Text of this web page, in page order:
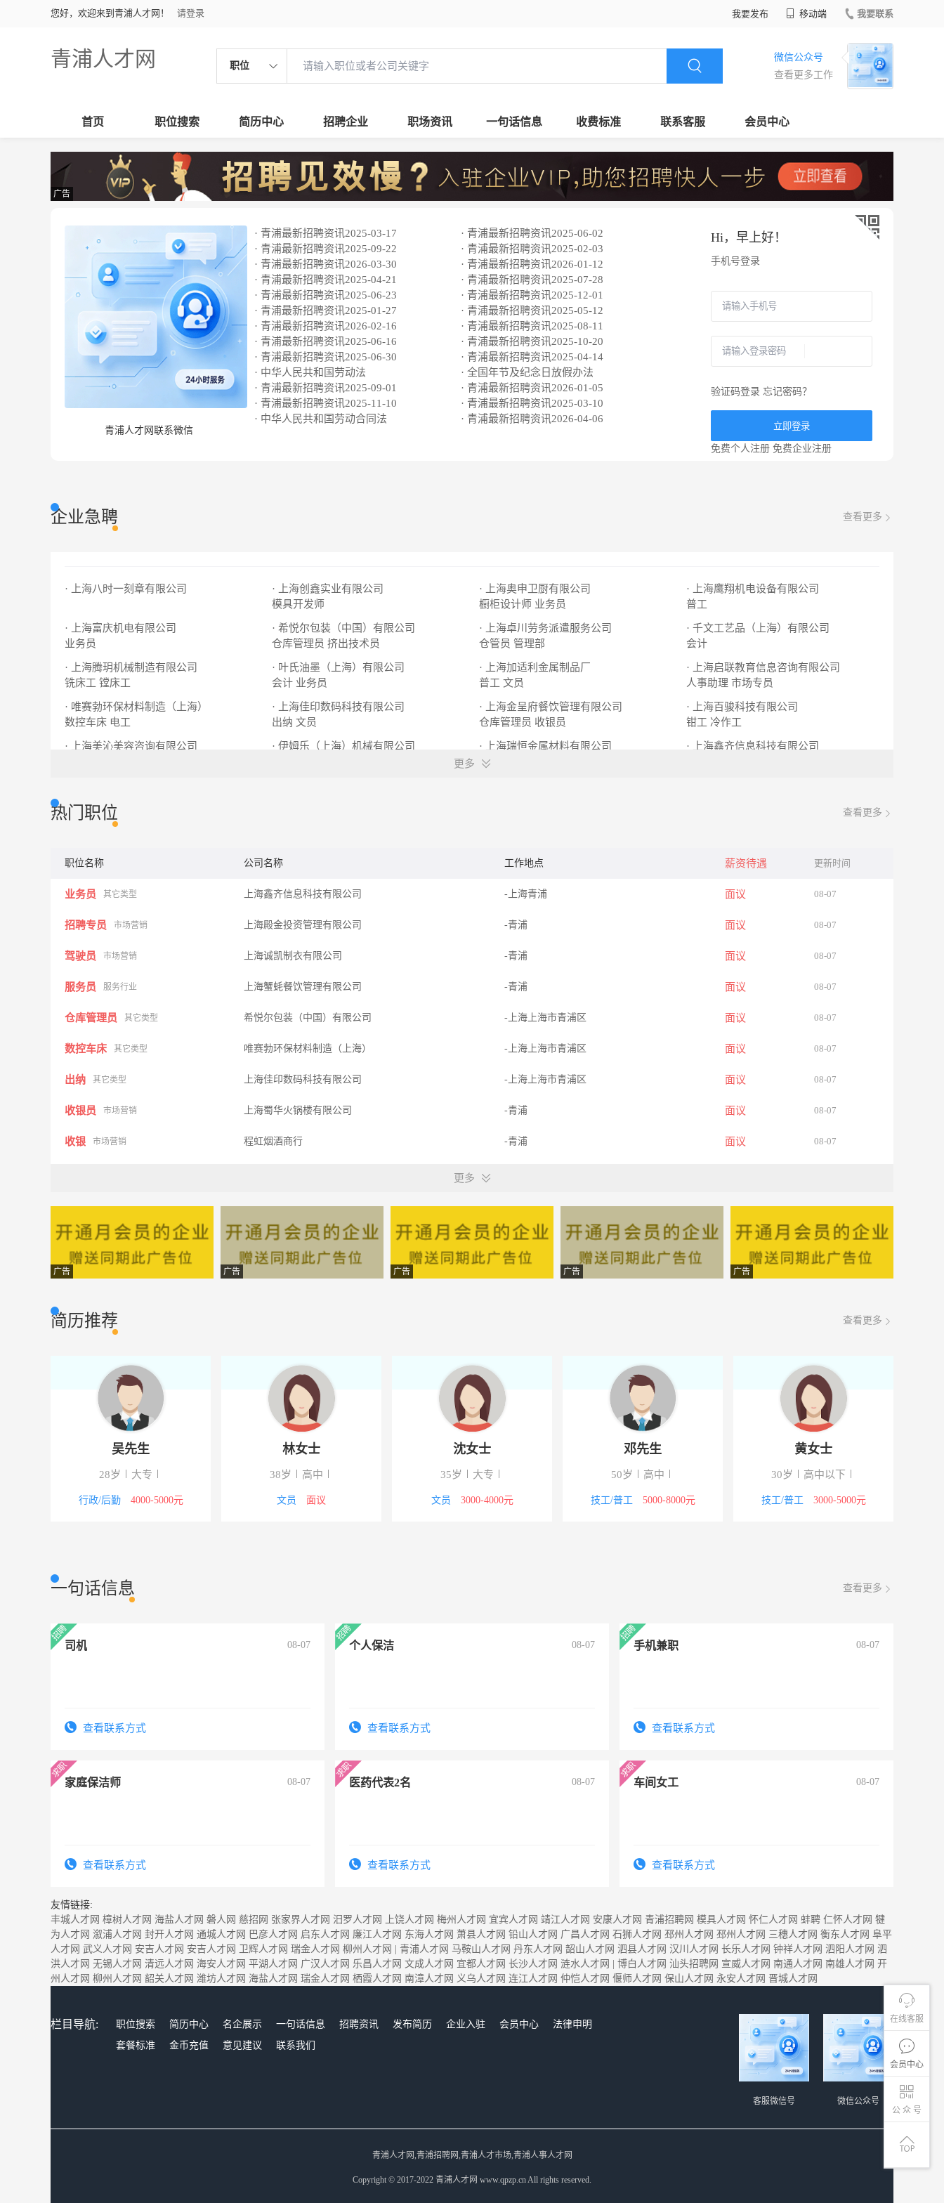
您好，欢迎来到青浦人才网！ 请登录 我要发布 移动端 我要联系
青浦人才网 职位
微信公众号
查看更多工作
首页 职位搜索 简历中心 招聘企业 职场资讯 一句话信息 收费标准 联系客服 会员中心
在线客服
会员中心
公 众 号
广告
青浦人才网联系微信
· 青浦最新招聘资讯2025-03-17
· 青浦最新招聘资讯2025-06-02
· 青浦最新招聘资讯2025-09-22
· 青浦最新招聘资讯2025-02-03
· 青浦最新招聘资讯2026-03-30
· 青浦最新招聘资讯2026-01-12
· 青浦最新招聘资讯2025-04-21
· 青浦最新招聘资讯2025-07-28
· 青浦最新招聘资讯2025-06-23
· 青浦最新招聘资讯2025-12-01
· 青浦最新招聘资讯2025-01-27
· 青浦最新招聘资讯2025-05-12
· 青浦最新招聘资讯2026-02-16
· 青浦最新招聘资讯2025-08-11
· 青浦最新招聘资讯2025-06-16
· 青浦最新招聘资讯2025-10-20
· 青浦最新招聘资讯2025-06-30
· 青浦最新招聘资讯2025-04-14
· 中华人民共和国劳动法
· 全国年节及纪念日放假办法
· 青浦最新招聘资讯2025-09-01
· 青浦最新招聘资讯2026-01-05
· 青浦最新招聘资讯2025-11-10
· 青浦最新招聘资讯2025-03-10
· 中华人民共和国劳动合同法
· 青浦最新招聘资讯2026-04-06
Hi， 早上好！
手机号登录
验证码登录 忘记密码？
立即登录
免费个人注册 免费企业注册
企业急聘 查看更多
· 上海八时一刻章有限公司
· 上海创鑫实业有限公司
模具开发师
· 上海奥申卫厨有限公司
橱柜设计师 业务员
· 上海鹰翔机电设备有限公司
普工
· 上海富庆机电有限公司
业务员
· 希悦尔包装（中国）有限公司
仓库管理员 挤出技术员
· 上海卓川劳务派遣服务公司
仓管员 管理部
· 千文工艺品（上海）有限公司
会计
· 上海腾玥机械制造有限公司
铣床工 镗床工
· 叶氏油墨（上海）有限公司
会计 业务员
· 上海加适利金属制品厂
普工 文员
· 上海启联教育信息咨询有限公司
人事助理 市场专员
· 唯赛勃环保材料制造（上海）
数控车床 电工
· 上海佳印数码科技有限公司
出纳 文员
· 上海金呈府餐饮管理有限公司
仓库管理员 收银员
· 上海百骏科技有限公司
钳工 冷作工
· 上海美沁美容咨询有限公司
· 伊姆乐（上海）机械有限公司
· 上海瑞恒金属材料有限公司
客服
· 上海鑫齐信息科技有限公司
更多
热门职位 查看更多
职位名称 公司名称 工作地点 薪资待遇 更新时间
业务员 其它类型 上海鑫齐信息科技有限公司 -上海青浦 面议 08-07
招聘专员 市场营销 上海殿金投资管理有限公司 -青浦 面议 08-07
驾驶员 市场营销 上海诚凯制衣有限公司 -青浦 面议 08-07
服务员 服务行业 上海蟹蚝餐饮管理有限公司 -青浦 面议 08-07
仓库管理员 其它类型 希悦尔包装（中国）有限公司 -上海上海市青浦区 面议 08-07
数控车床 其它类型 唯赛勃环保材料制造（上海） -上海上海市青浦区 面议 08-07
出纳 其它类型 上海佳印数码科技有限公司 -上海上海市青浦区 面议 08-07
收银员 市场营销 上海蜀华火锅楼有限公司 -青浦 面议 08-07
收银 市场营销 程虹烟酒商行 -青浦 面议 08-07
营业员 市场营销 程虹烟酒商行 -青浦 面议 08-07
客服 市场营销 上海瑞恒金属材料有限公司 -青浦 面议 08-07
装配电工 普通工人
市场营销 上海瑞红餐饮有限公司 -青浦 08-07
市场营销 上海瑞红餐饮有限公司 08-07
市场营销 上海金颐装饰工程有限公司 08-07
橱柜设计师 其它类型 上海奥申卫厨有限公司 08-07
更多
广告 广告 广告 广告 广告
简历推荐 查看更多
高中以下
3000-5000元 4000-5000元 面议 3000-4000元 5000-8000元
一句话信息 查看更多
司机 08-07
查看联系方式
个人保洁 08-07
查看联系方式
手机兼职 08-07
查看联系方式
家庭保洁师 08-07
查看联系方式
医药代表2名 08-07
查看联系方式
车间女工 08-07
查看联系方式
友情链接:
丰城人才网 樟树人才网 海盐人才网 磐人网 慈招网 张家界人才网 汨罗人才网 上饶人才网 梅州人才网 宜宾人才网 靖江人才网 安康人才网 青浦招聘网 模具人才网 怀仁人才网 蚌聘 仁怀人才网 犍
为人才网 溆浦人才网 封开人才网 通城人才网 巴彦人才网 启东人才网 廉江人才网 东海人才网 萧县人才网 铅山人才网 广昌人才网 石狮人才网 邳州人才网 邳州人才网 三穗人才网 衡东人才网 阜平
人才网 武义人才网 安吉人才网 安吉人才网 卫辉人才网 瑞金人才网 柳州人才网 青浦人才网 马鞍山人才网 丹东人才网 韶山人才网 泗县人才网 汉川人才网 长乐人才网 钟祥人才网 泗阳人才网 泗
洪人才网 无锡人才网 清远人才网 海安人才网 平湖人才网 广汉人才网 乐昌人才网 文成人才网 宜都人才网 长沙人才网 涟水人才网 博白人才网 汕头招聘网 宣威人才网 南通人才网 南雄人才网 开
州人才网 柳州人才网 韶关人才网 潍坊人才网 海盐人才网 瑞金人才网 栖霞人才网 南漳人才网 义乌人才网 连江人才网 仲恺人才网 偃师人才网 保山人才网 永安人才网 晋城人才网
栏目导航: 职位搜索 简历中心 名企展示 一句话信息 招聘资讯 发布简历 企业入驻 会员中心
法律申明
套餐标准
金币充值 意见建议 联系我们
微信公众号
客服微信号
青浦人才网,青浦招聘网,青浦人才市场,青浦人事人才网
Copyright © 2017-2022 青浦人才网 www.qpzp.cn All rights reserved.